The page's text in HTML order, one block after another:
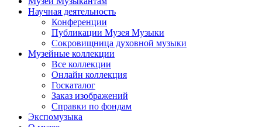
Научная деятельность
Конференции
Публикации Музея Музыки
Сокровищница духовной музыки
Музейные коллекции
Все коллекции
Онлайн коллекция
Госкаталог
Заказ изображений
Справки по фондам
Экспомузыка